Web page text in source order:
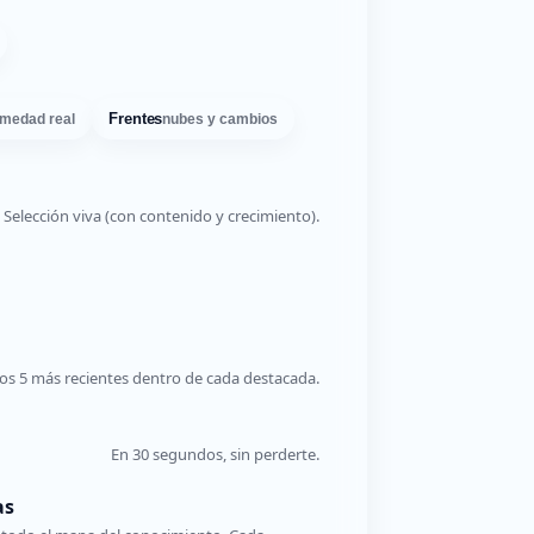
real Frentesnubes y cambios
Selección viva (con contenido y crecimiento).
5 más recientes dentro de cada destacada.
En 30 segundos, sin perderte.